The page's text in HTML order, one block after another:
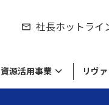
資源活用事業 リヴ
社長ホットライ